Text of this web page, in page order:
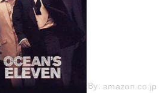
By: amazon.co.jp